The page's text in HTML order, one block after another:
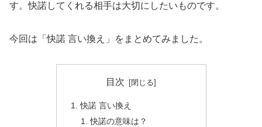
す。快諾してくれる相手は大切にしたいものです。
今回は「快諾 言い換え」をまとめてみました。
目次
快諾 言い換え
快諾の意味は？